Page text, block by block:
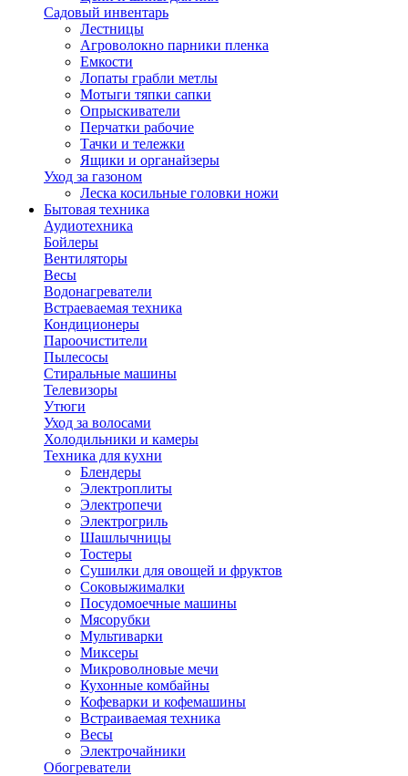
Садовый инвентарь
Лестницы
Агроволокно парники пленка
Емкости
Лопаты грабли метлы
Мотыги тяпки сапки
Опрыскиватели
Перчатки рабочие
Тачки и тележки
Ящики и органайзеры
Уход за газоном
Леска косильные головки ножи
Бытовая техника
Аудиотехника
Бойлеры
Вентиляторы
Весы
Водонагреватели
Встраеваемая техника
Кондиционеры
Пароочистители
Пылесосы
Стиральные машины
Телевизоры
Утюги
Уход за волосами
Холодильники и камеры
Техника для кухни
Блендеры
Электроплиты
Электропечи
Электрогриль
Шашлычницы
Тостеры
Сушилки для овощей и фруктов
Соковыжималки
Посудомоечные машины
Мясорубки
Мультиварки
Миксеры
Микроволновые мечи
Кухонные комбайны
Кофеварки и кофемашины
Встраиваемая техника
Весы
Электрочайники
Обогреватели